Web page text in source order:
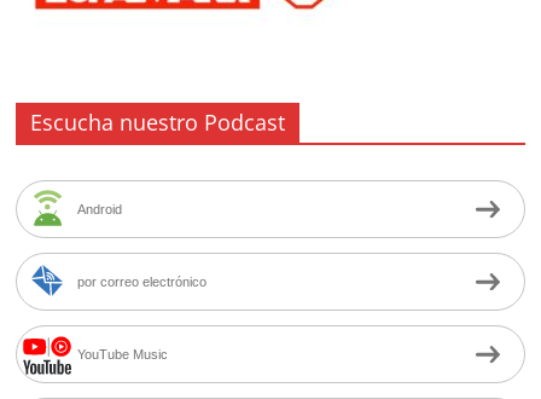
Escucha nuestro Podcast
Android
por correo electrónico
YouTube Music